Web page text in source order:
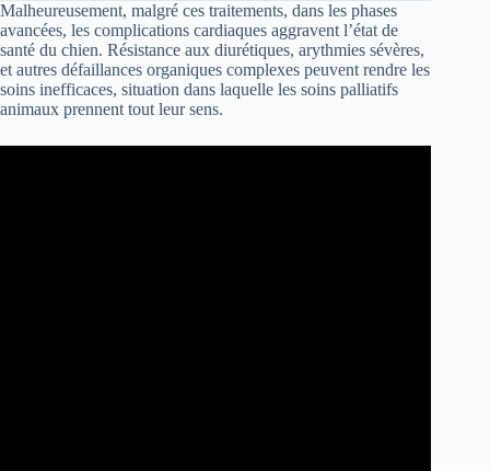
Malheureusement, malgré ces traitements, dans les phases
avancées, les complications cardiaques aggravent l’état de
santé du chien. Résistance aux diurétiques, arythmies sévères,
et autres défaillances organiques complexes peuvent rendre les
soins inefficaces, situation dans laquelle les soins palliatifs
animaux prennent tout leur sens.